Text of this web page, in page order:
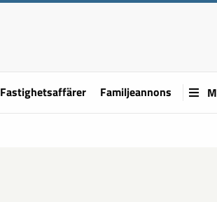
Fastighetsaffärer Familjeannons